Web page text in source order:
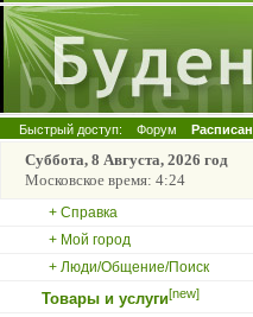
Быстрый доступ: Форум
Суббота, 8 Августа, 2026 год
Московское время: 4:24
+ Справка
+ Мой город
+ Люди/Общение/Поиск
Товары и услуги[new]